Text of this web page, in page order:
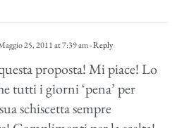
25, 2011 at 7:39 am- Reply
proposta! Mi piace! Lo
tutti i giorni ‘pena’ per
schiscetta sempre